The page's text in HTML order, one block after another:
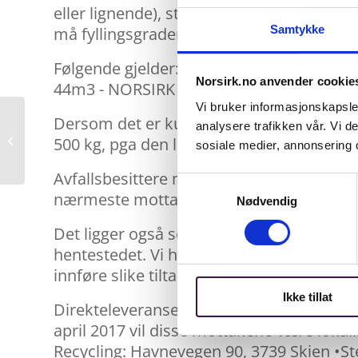
Samtykke
Norsirk.no anvender
Vi bruker
analysere trafikken vår. Vi
sosiale medier, annonsering
Samtykkevalg
Nødvendig
Ikke tillat
eller lignende), stiller NORSIRKs
må fyllingsgraden optimaliseres.
Følgende gjelder: >3,5 tonn pr.
44m3 - NORSIRK dekker
Dersom det er kun kuldemøbler eller
500 kg, pga den lave egenvekten på
Avfallsbesittere med lavere mengder pr
nærmeste mottakssted/
Det ligger også som en premiss at en
hentestedet. Vi har dessverre sett at
innføre slike tiltak.
Direkteleveranse Flere av NORSIRKs
april 2017 vil disse mottakene være
Recycling: Havnevegen 90, 3739 Skien
Jeg heier på politiet i